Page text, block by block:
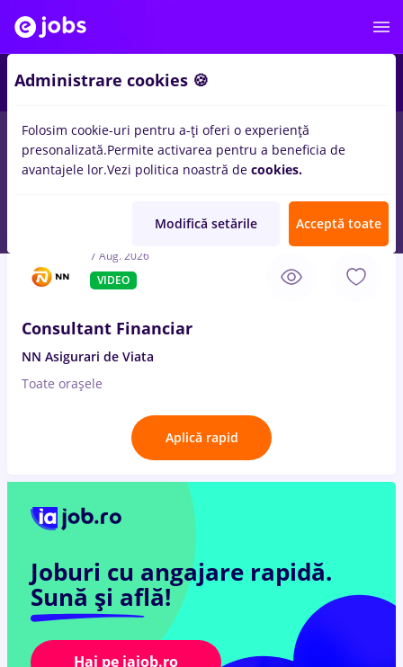
Salarii Student
7 Aug. 2026
VIDEO
Consultant Financiar
NN Asigurari de Viata
Toate oraşele
Aplică rapid
Joburi cu angajare rapidă.
Sună și află!
Hai pe iajob.ro
Administrare cookies 🍪
Folosim cookie-uri pentru a-ți oferi o experiență
presonalizată.Permite activarea pentru a beneficia de
avantajele lor.Vezi politica noastră de cookies.
Modifică setările Acceptă toate